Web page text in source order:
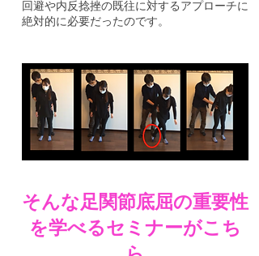
回避や内反捻挫の既往に対するアプローチに
絶対的に必要だったのです。
そんな足関節底屈の重要性
を学べるセミナーがこち